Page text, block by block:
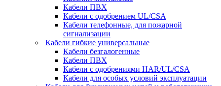
Кабели ПВХ
Кабели с одобрением UL/CSA
Кабели телефонные, для пожарной
сигнализации
Кабели гибкие универсальные
Кабели безгалогенные
Кабели ПВХ
Кабели с одобрениями HAR/UL/CSA
Кабели для особых условий эксплуатации